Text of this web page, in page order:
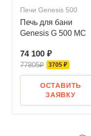
Печи Genesis 500
Печь для бани
Genesis G 500 МС
74 100 ₽
77805₽ 3705 ₽
ОСТАВИТЬ
ЗАЯВКУ